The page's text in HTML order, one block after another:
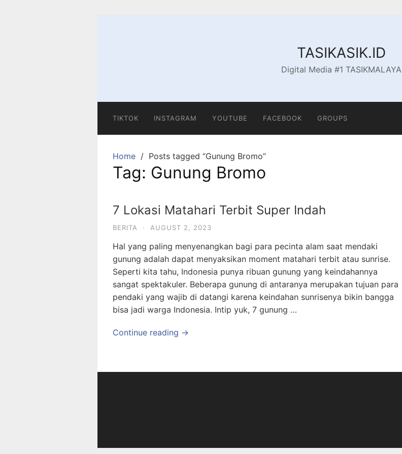
TASIKASIK.ID
Digital Media #1 TASIKMALAYA
TIKTOK INSTAGRAM YOUTUBE FACEBOOK GROUPS
Home Posts tagged “Gunung Bromo”
Tag: Gunung Bromo
7 Lokasi Matahari Terbit Super Indah
BERITA · AUGUST 2, 2023
Hal yang paling menyenangkan bagi para pecinta alam saat mendaki
gunung adalah dapat menyaksikan moment matahari terbit atau sunrise.
Seperti kita tahu, Indonesia punya ribuan gunung yang keindahannya
sangat spektakuler. Beberapa gunung di antaranya merupakan tujuan para
pendaki yang wajib di datangi karena keindahan sunrisenya bikin bangga
bisa jadi warga Indonesia. Intip yuk, 7 gunung …
Continue reading →